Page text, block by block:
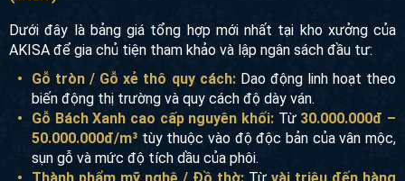
Dưới đây là bảng giá tổng hợp mới nhất tại kho xưởng của
AKISA để gia chủ tiện tham khảo và lập ngân sách đầu tư:
Gỗ tròn / Gỗ xẻ thô quy cách:Dao động linh hoạt theo
biến động thị trường và quy cách độ dày ván.
Gỗ Bách Xanh cao cấp nguyên khối: Từ 30.000.000đ –
50.000.000đ/m³ tùy thuộc vào độ độc bản của vân mộc,
sụn gỗ và mức độ tích dầu của phôi.